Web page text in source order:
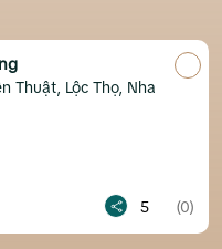
Sứ
Chỉ đường